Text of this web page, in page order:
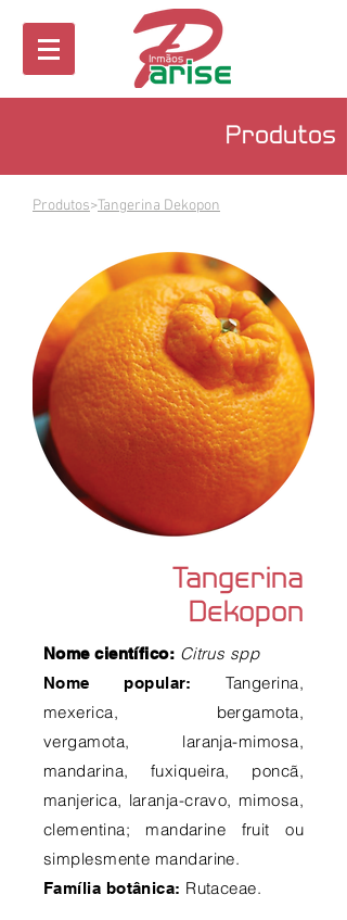
Produtos
Tangerina
Dekopon
Nome científico: Citrus spp
Nome popular:
Tangerina,
mexerica, bergamota,
vergamota, laranja-mimosa,
mandarina, fuxiqueira, poncã,
manjerica, laranja-cravo, mimosa,
clementina; mandarine fruit ou
simplesmente mandarine.
Família botânica: Rutaceae.
Produtos>Tangerina Dekopon